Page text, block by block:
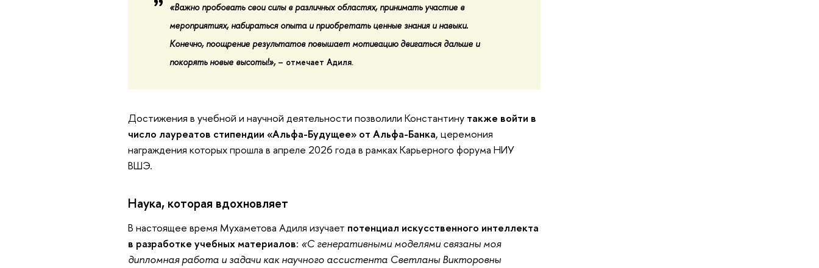
«Важно пробовать свои силы в различных областях, принимать участие в
мероприятиях, набираться опыта и приобретать ценные знания и навыки.
Конечно, поощрение результатов повышает мотивацию двигаться дальше и
покорять новые высоты!», – отмечает Адиля.
Достижения в учебной и научной деятельности позволили Константину также войти в
число лауреатов стипендии «Альфа-Будущее» от Альфа-Банка, церемония
награждения которых прошла в апреле 2026 года в рамках Карьерного форума НИУ
ВШЭ.
Наука, которая вдохновляет
В настоящее время Мухаметова Адиля изучает потенциал искусственного интеллекта
в разработке учебных материалов: «С генеративными моделями связаны моя
дипломная работа и задачи как научного ассистента Светланы Викторовны